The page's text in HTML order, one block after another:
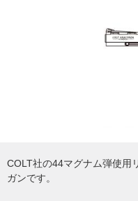
COLT社の44マグナム弾使用
ガンです。